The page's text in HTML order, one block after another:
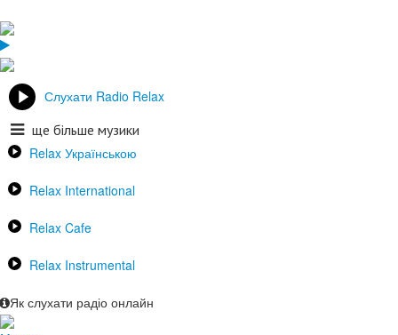
Слухати Radio Relax
ще більше музики
Relax Українською
Relax International
Relax Cafe
Relax Instrumental
Як слухати радіо онлайн